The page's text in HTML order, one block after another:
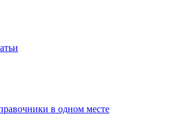
в одном месте